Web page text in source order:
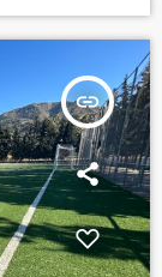
insert_link